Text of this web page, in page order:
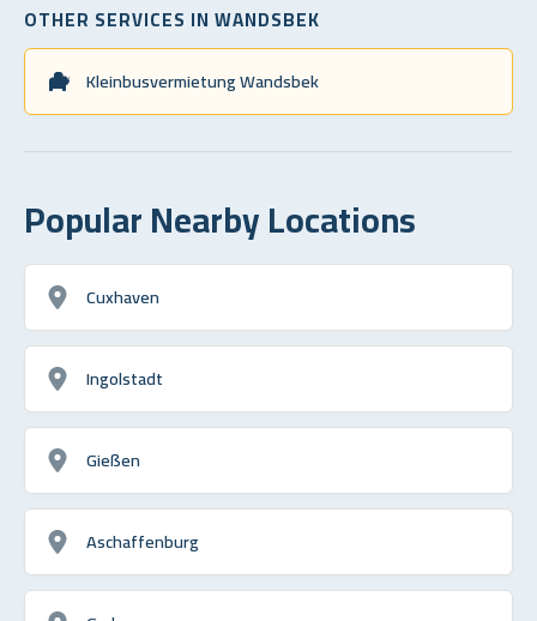
OTHER SERVICES IN WANDSBEK
Kleinbusvermietung Wandsbek
Popular Nearby Locations
Cuxhaven
Ingolstadt
Gießen
Aschaffenburg